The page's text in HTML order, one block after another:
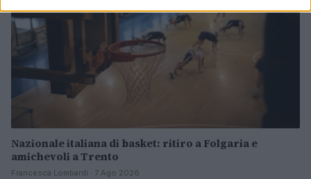
Nazionale italiana di basket: ritiro a Folgaria e
amichevoli a Trento
Francesca Lombardi · 7 Ago 2026